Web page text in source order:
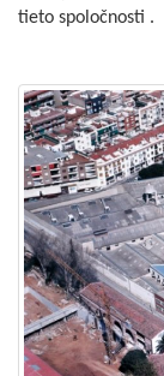
tieto spoločnosti .